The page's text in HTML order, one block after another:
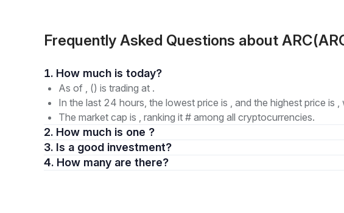
Frequently Asked Questions about
1. How much is today?
As of , () is trading at .
In the last 24 hours, the lowest price is , and the highest price is
The market cap is , ranking it # among all cryptocurrencies.
2. How much is one ?
3. Is a good investment?
4. How many are there?